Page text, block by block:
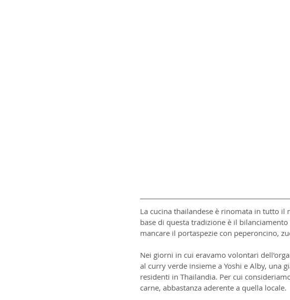
La cucina thailandese è rinomata in tutto
base di questa tradizione è il
mancare il portaspezie con peperoncino,
Nei giorni in cui eravamo volontari
al curry verde insieme a Yoshi e Alby, una
residenti in Thailandia. Per cui
carne, abbastanza aderente a quella locale.